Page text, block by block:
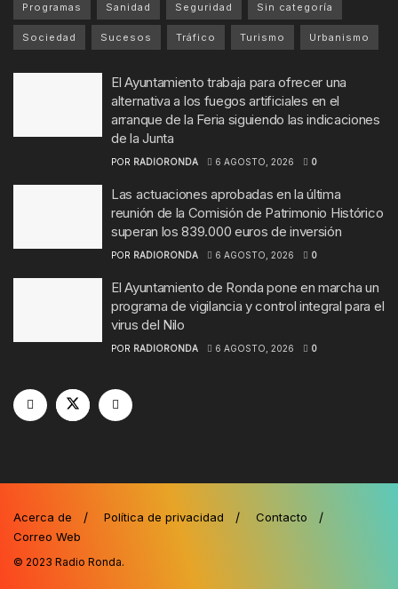
Programas Sanidad Seguridad Sin categoría
Sociedad Sucesos Tráfico Turismo Urbanismo
El Ayuntamiento trabaja para ofrecer una
alternativa a los fuegos artificiales en el
arranque de la Feria siguiendo las indicaciones
de la Junta
POR RADIORONDA 6 AGOSTO, 2026 0
Las actuaciones aprobadas en la última
reunión de la Comisión de Patrimonio Histórico
superan los 839.000 euros de inversión
POR RADIORONDA 6 AGOSTO, 2026 0
El Ayuntamiento de Ronda pone en marcha un
programa de vigilancia y control integral para el
virus del Nilo
POR RADIORONDA 6 AGOSTO, 2026 0
Acerca de Política de privacidad
Contacto
Correo Web
© 2023 Radio Ronda.